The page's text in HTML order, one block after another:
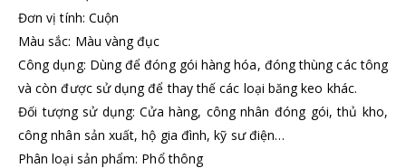
Đơn vị tính: Cuộn
Màu sắc: Màu vàng đục
Công dụng: Dùng để đóng gói hàng hóa, đóng thùng các tông
và còn được sử dụng để thay thế các loại băng keo khác.
Đối tượng sử dụng: Cửa hàng, công nhân đóng gói, thủ kho,
công nhân sản xuất, hộ gia đình, kỹ sư điện…
Phân loại sản phẩm: Phổ thông